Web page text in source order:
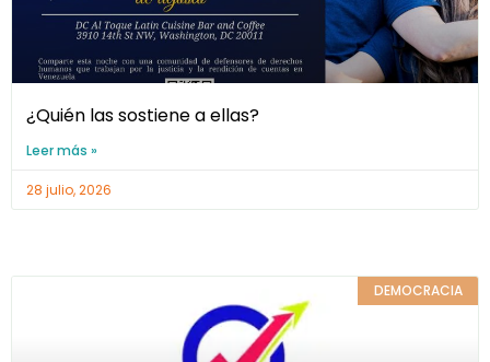
¿Quién las sostiene a ellas?
Leer más »
28 julio, 2026
DEMOCRACIA